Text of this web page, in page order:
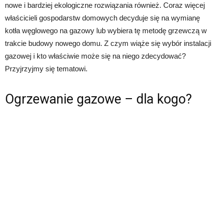
nowe i bardziej ekologiczne rozwiązania również. Coraz więcej
właścicieli gospodarstw domowych decyduje się na wymianę
kotła węglowego na gazowy lub wybiera tę metodę grzewczą w
trakcie budowy nowego domu. Z czym wiąże się wybór instalacji
gazowej i kto właściwie może się na niego zdecydować?
Przyjrzyjmy się tematowi.
Ogrzewanie gazowe – dla kogo?